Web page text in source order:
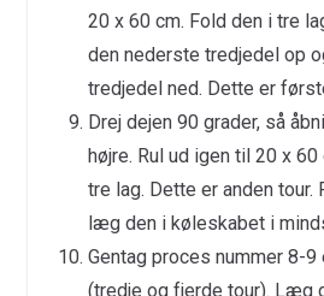
20 x 60 cm. Fold den i tre
den nederste tredjedel op
tredjedel ned. Dette er
Drej dejen 90 grader, så
højre. Rul ud igen til 20 x
tre lag. Dette er anden tour.
læg den i køleskabet i
Gentag proces nummer 8-9
(tredje og fjerde tour). Læg